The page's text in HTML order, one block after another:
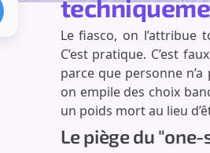
Le fiasco, on l’attribue
C’est pratique. C’est
parce que personne
on empile des choix
un poids mort au lieu
Le piège du